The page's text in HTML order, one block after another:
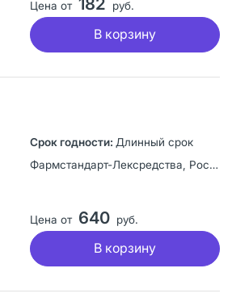
Цена от руб.
В корзину
Длинный срок
Фармстандарт-Лексредства, Россия
Цена от 640 руб.
В корзину